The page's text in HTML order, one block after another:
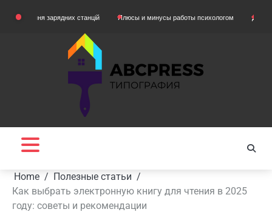
зарядних станцій Плюсы и минусы работы психологом Домашняя одежда
Home
Полезные статьи
Как выбрать электронную книгу для чтения в 2025
году: советы и рекомендации